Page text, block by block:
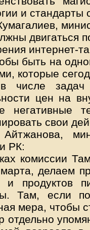
и стандарты
двигаться
интернет-
быть на
которые
числе
цен на
негативные
свои
РК:
комиссии
делаем
и продуктов
Там, если
мера, чтобы
отдельно